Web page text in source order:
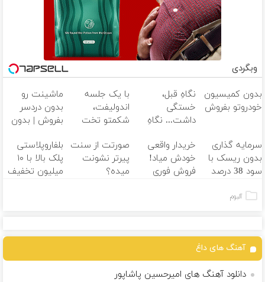
وبگردی
بدون کمیسیون
خودروتو بفروش
نگاهِ قبل،
خستگی
داشت... نگاهِ
بلفا با 25%
تخفیف
با یک جلسه
اندولیفت،
شکمتو تخت
12 ماه
ماشینت رو
بدون دردسر
بفروش | بدون
سرمایه گذاری
بدون ریسک با
سود 38 درصد
خریدار واقعی
خودش میاد!
فروش فوری
صورتت از سنت
پیرتر نشونت
میده؟
بلفاروپلاستی
پلک بالا با ۱۰
میلیون تخفیف
آلبوم
آهنگ های داغ
دانلود آهنگ های امیرحسین پاشاپور